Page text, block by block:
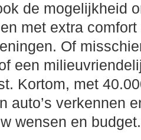
de mogelijkheid
met extra comfort
Of
een
Kortom, met
auto’s verkennen
wensen en budget.